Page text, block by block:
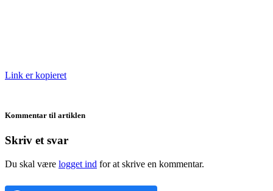
Link er kopieret
Kommentar til artiklen
Skriv et svar
Du skal være logget ind for at skrive en kommentar.